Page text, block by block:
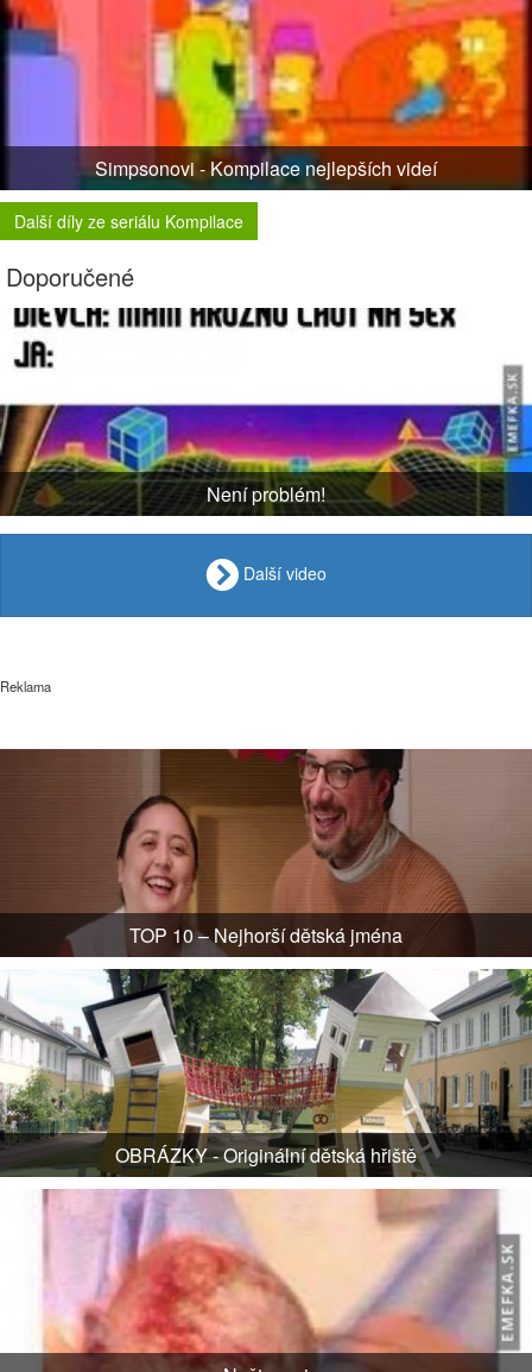
Simpsonovi - Kompilace nejlepších videí
Další díly ze seriálu Kompilace
Doporučené
Není problém!
Další video
Reklama
TOP 10 – Nejhorší dětská jména
OBRÁZKY - Originální dětská hřiště